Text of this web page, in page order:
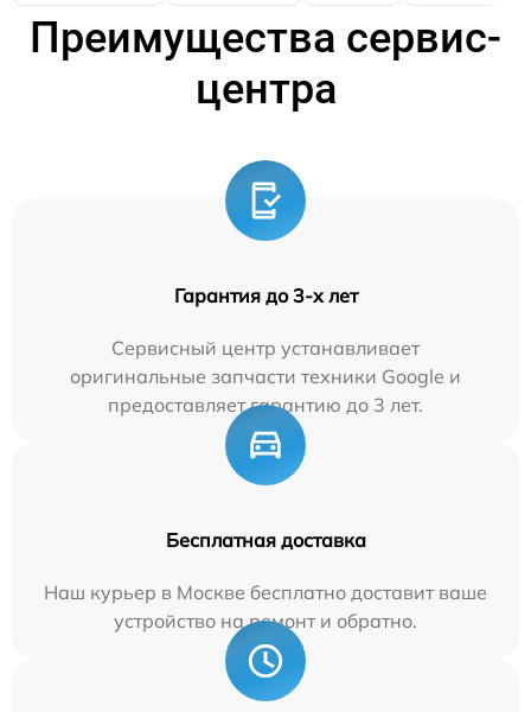
Преимущества сервис-
центра
Гарантия до 3-х лет
Сервисный центр устанавливает
оригинальные запчасти техники Google и
предоставляет гарантию до 3 лет.
Бесплатная доставка
Наш курьер в Москве бесплатно доставит ваше
устройство на ремонт и обратно.